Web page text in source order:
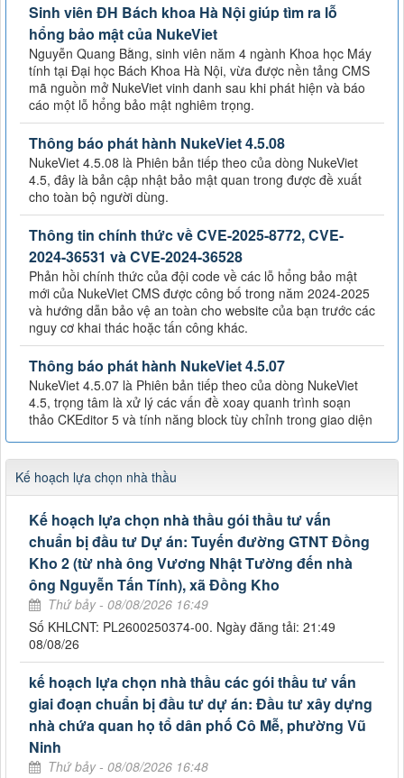
Sinh viên ĐH Bách khoa Hà Nội giúp tìm ra lỗ
hổng bảo mật của NukeViet
Nguyễn Quang Bằng, sinh viên năm 4 ngành Khoa học Máy
tính tại Đại học Bách Khoa Hà Nội, vừa được nền tảng CMS
mã nguồn mở NukeViet vinh danh sau khi phát hiện và báo
cáo một lỗ hổng bảo mật nghiêm trọng.
Thông báo phát hành NukeViet 4.5.08
NukeViet 4.5.08 là Phiên bản tiếp theo của dòng NukeViet
4.5, đây là bản cập nhật bảo mật quan trong được đề xuất
cho toàn bộ người dùng.
Thông tin chính thức về CVE-2025-8772, CVE-
2024-36531 và CVE-2024-36528
Phản hồi chính thức của đội code về các lỗ hổng bảo mật
mới của NukeViet CMS được công bố trong năm 2024-2025
và hướng dẫn bảo vệ an toàn cho website của bạn trước các
nguy cơ khai thác hoặc tấn công khác.
Thông báo phát hành NukeViet 4.5.07
NukeViet 4.5.07 là Phiên bản tiếp theo của dòng NukeViet
4.5, trọng tâm là xử lý các vấn đề xoay quanh trình soạn
thảo CKEditor 5 và tính năng block tùy chỉnh trong giao diện
Kế hoạch lựa chọn nhà thầu
Kế hoạch lựa chọn nhà thầu gói thầu tư vấn
chuẩn bị đầu tư Dự án: Tuyến đường GTNT Đồng
Kho 2 (từ nhà ông Vương Nhật Tường đến nhà
ông Nguyễn Tấn Tính), xã Đồng Kho
Thứ bảy - 08/08/2026 16:49
Số KHLCNT: PL2600250374-00. Ngày đăng tải: 21:49
08/08/26
kế hoạch lựa chọn nhà thầu các gói thầu tư vấn
giai đoạn chuẩn bị đầu tư dự án: Đầu tư xây dựng
nhà chứa quan họ tổ dân phố Cô Mễ, phường Vũ
Ninh
Thứ bảy - 08/08/2026 16:48